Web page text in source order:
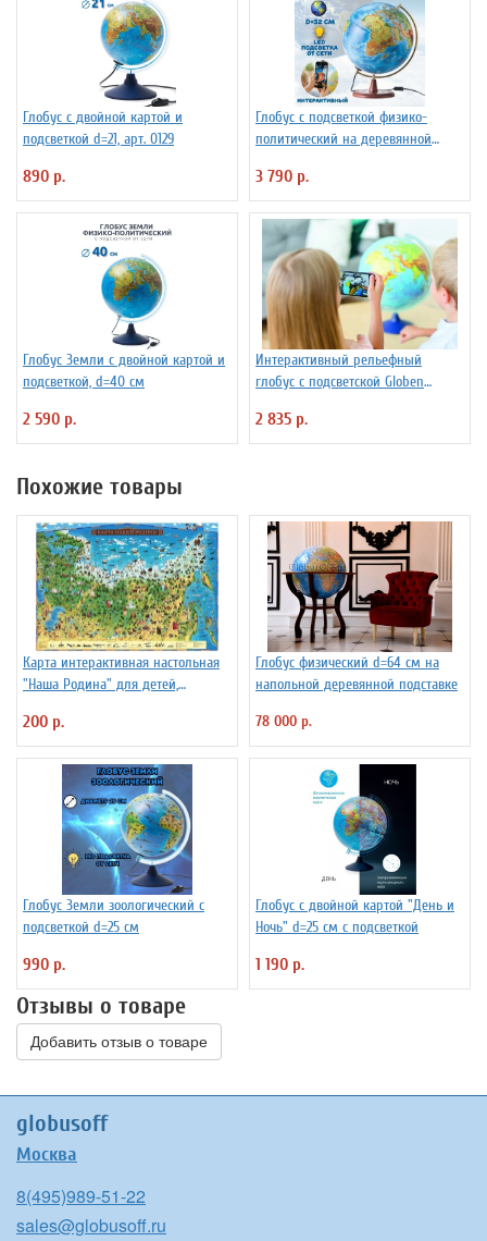
Глобус с двойной картой и
подсветкой d=21, арт. 0129
890 р.
Глобус с подсветкой физико-
политический на деревянной
3 790 р.
Глобус Земли с двойной картой и
подсветкой, d=40 см
2 590 р.
Интерактивный рельефный
глобус с подсветской Globen
2 835 р.
Похожие товары
Карта интерактивная настольная
"Наша Родина" для детей,
200 р.
Глобус физический d=64 см на
напольной деревянной подставке
78 000 р.
Глобус Земли зоологический с
подсветкой d=25 см
990 р.
Глобус с двойной картой "День и
Ночь" d=25 см с подсветкой
1 190 р.
Отзывы о товаре
Добавить отзыв о товаре
globusoff
Москва
8(495)989-51-22
sales@globusoff.ru